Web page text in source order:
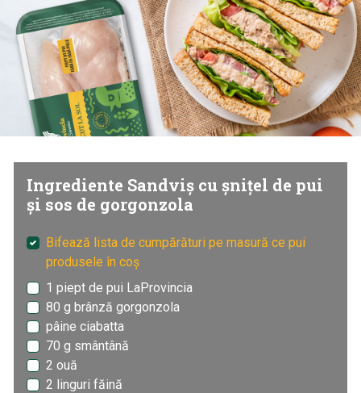
Ingrediente Sandviș cu șnițel de pui
și sos de gorgonzola
Bifează lista de cumpărături pe masură ce pui
produsele în coș
1 piept de pui LaProvincia
80 g brânză gorgonzola
pâine ciabatta
70 g smântână
2 ouă
2 linguri făină